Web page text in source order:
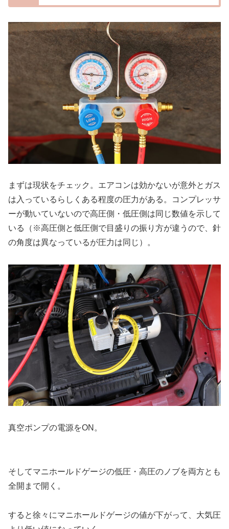
まずは現状をチェック。エアコンは効かないが意外とガス
は入っているらしくある程度の圧力がある。コンプレッサ
ーが動いていないので高圧側・低圧側は同じ数値を示して
いる（※高圧側と低圧側で目盛りの振り方が違うので、針
の角度は異なっているが圧力は同じ）。
真空ポンプの電源をON。
そしてマニホールドゲージの低圧・高圧のノブを両方とも
全開まで開く。
すると徐々にマニホールドゲージの値が下がって、大気圧